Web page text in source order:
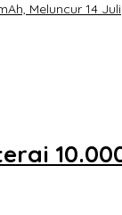
Meluncur 14 Juli